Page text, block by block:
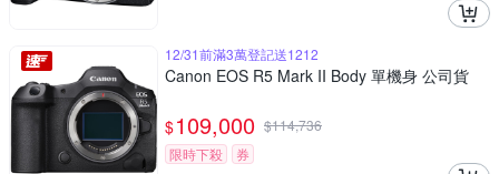
12/31前滿3萬登記送1212
Canon EOS R5 Mark II Body 單機身 公司貨
$109,000 $114,736
限時下殺
券